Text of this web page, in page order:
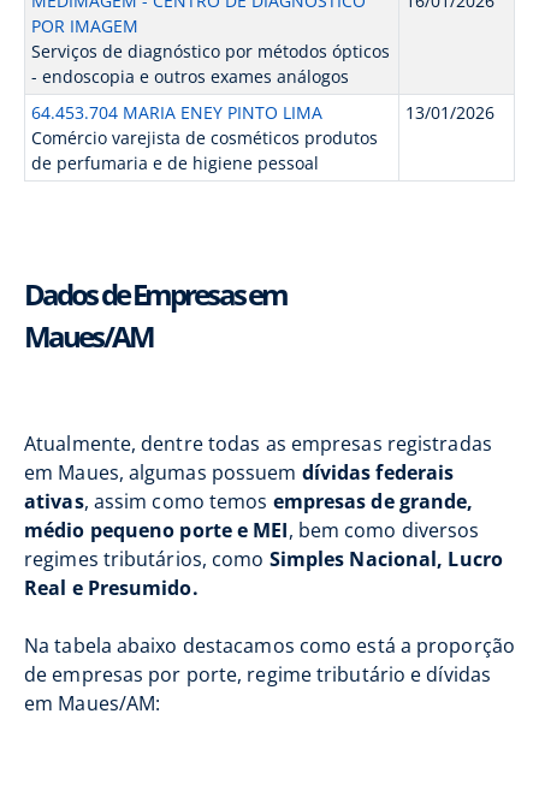
POR IMAGEM
Serviços de diagnóstico por métodos ópticos
- endoscopia e outros exames análogos
64.453.704 MARIA ENEY PINTO LIMA
Comércio varejista de cosméticos produtos
de perfumaria e de higiene pessoal
13/01/2026
Dados de Empresas em
Maues/AM
Atualmente, dentre todas as empresas registradas
em Maues, algumas possuem dívidas federais
ativas, assim como temos empresas de grande,
médio pequeno porte e MEI, bem como diversos
regimes tributários, como Simples Nacional, Lucro
Real e Presumido.
Na tabela abaixo destacamos como está a proporção
de empresas por porte, regime tributário e dívidas
em Maues/AM: